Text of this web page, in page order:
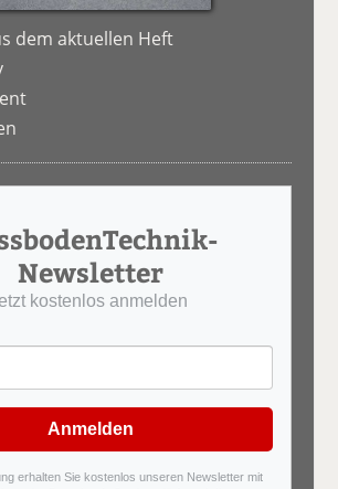
dem aktuellen Heft
Newsletter
kostenlos anmelden
Anmelden
erhalten Sie kostenlos unseren Newsletter mit